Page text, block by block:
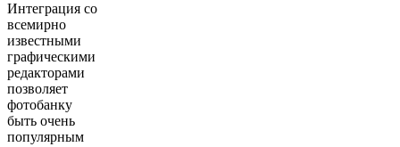
Интеграция со
всемирно
известными
графическими
редакторами
позволяет
фотобанку
быть очень
популярным